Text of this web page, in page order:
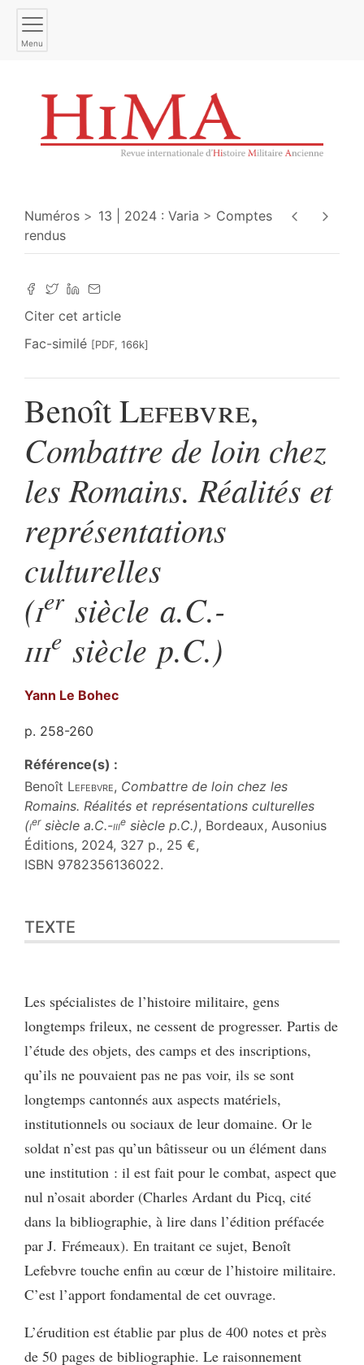
Menu
Numéros 13 | 2024 : Varia
Comptes
rendus
Citer cet article
Fac-similé [PDF, 166k]
BenoîtLefebvre,
Combattre de loin chez
les Romains. Réalités et
représentations
culturelles
(iersiècle a.C.-
iiie siècle p.C.)
Yann Le Bohec
p. 258-260
Référence(s) :
Benoît Lefebvre, Combattre de loin chez les
Romains. Réalités et représentations culturelles
(iersiècle a.C.-iiie siècle p.C.), Bordeaux, Ausonius
Éditions, 2024, 327 p., 25 €,
ISBN 9782356136022.
Citer cet article
Auteur
TEXTE
Les spécialistes de l’histoire militaire, gens
longtemps frileux, ne cessent de progresser. Partis de
l’étude des objets, des camps et des inscriptions,
qu’ils ne pouvaient pas ne pas voir, ils se sont
longtemps cantonnés aux aspects matériels,
institutionnels ou sociaux de leur domaine. Or le
soldat n’est pas qu’un bâtisseur ou un élément dans
une institution : il est fait pour le combat, aspect que
nul n’osait aborder (Charles Ardant du Picq, cité
dans la bibliographie, à lire dans l’édition préfacée
par J. Frémeaux). En traitant ce sujet, Benoît
Lefebvre touche enfin au cœur de l’histoire militaire.
C’est l’apport fondamental de cet ouvrage.
L’érudition est établie par plus de 400 notes et près
de 50 pages de bibliographie. Le raisonnement